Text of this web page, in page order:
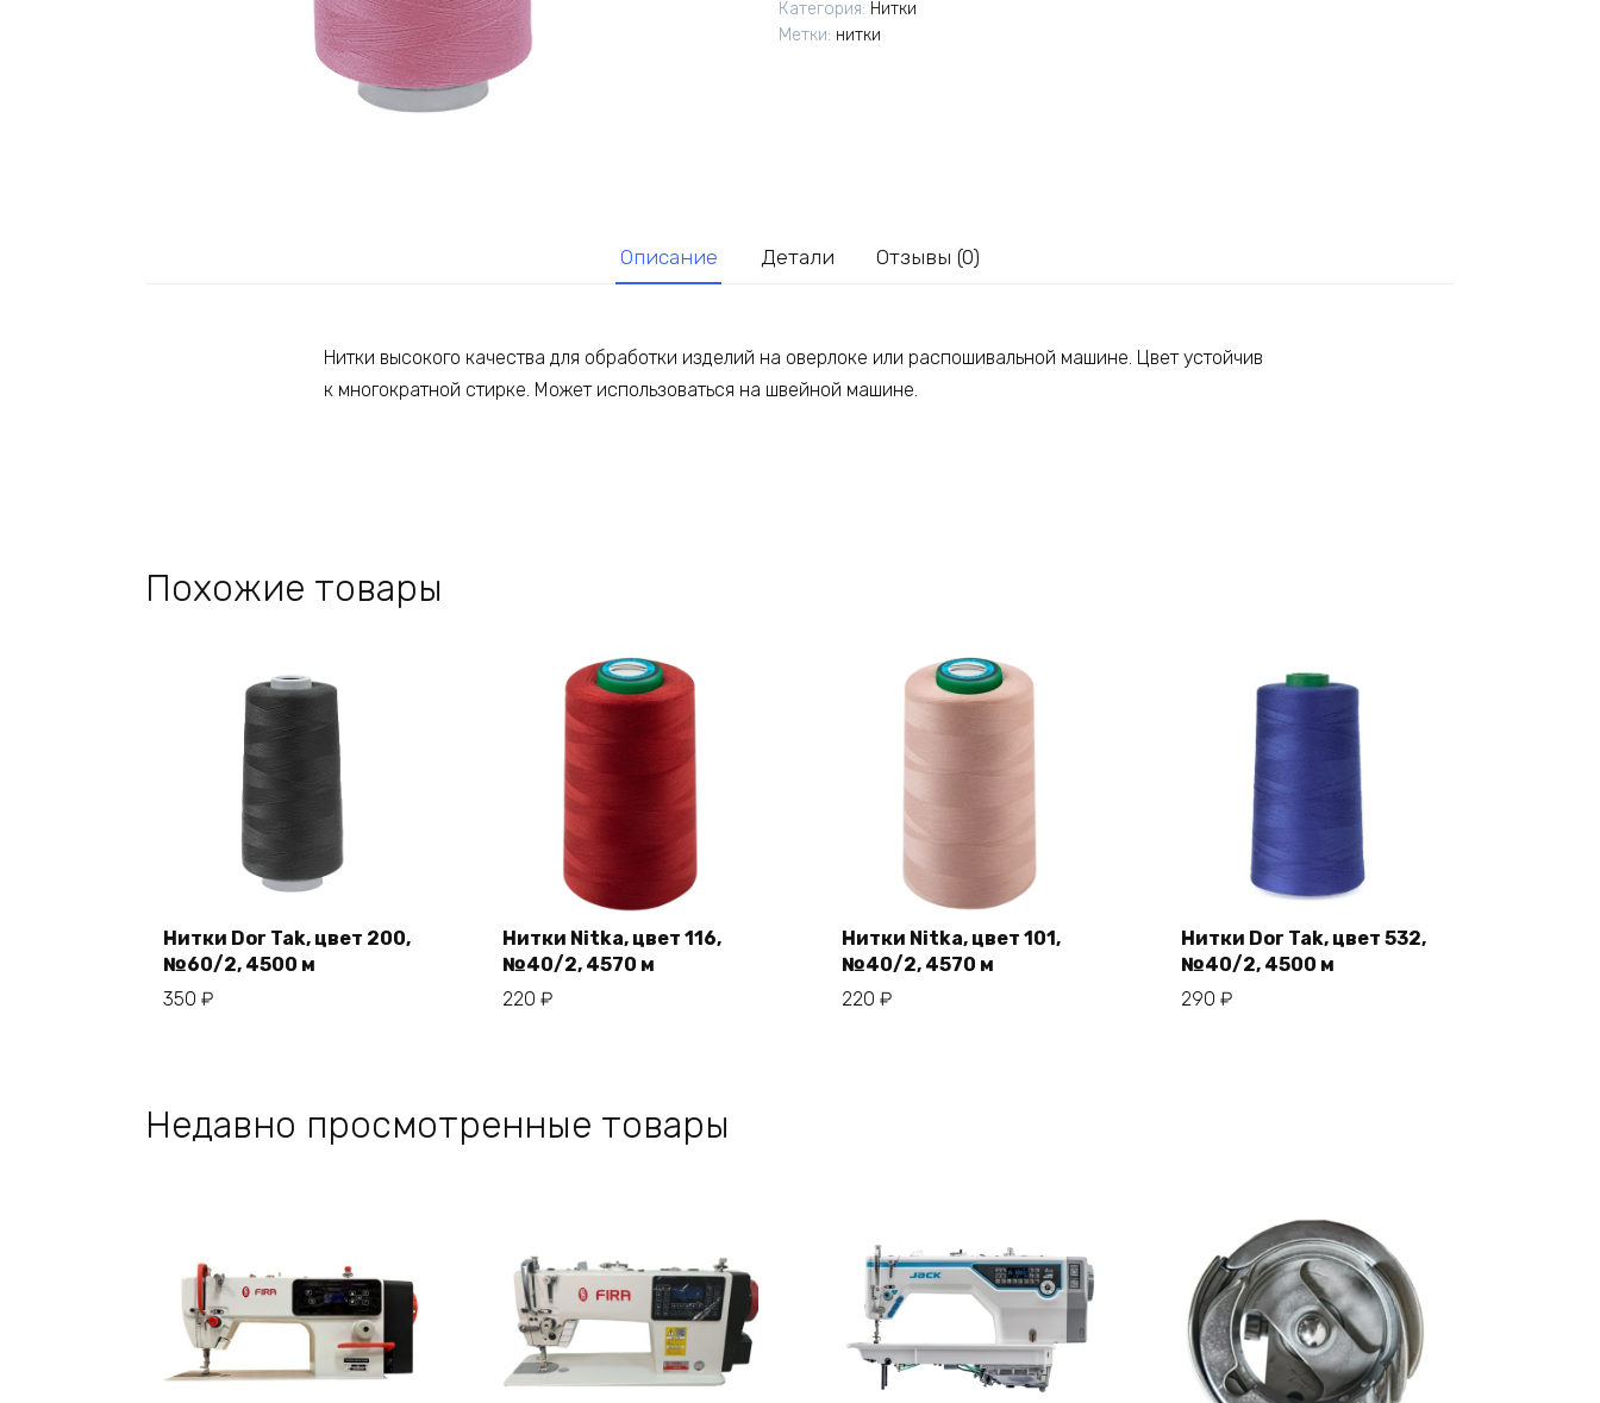
цвет
Категория: Нитки
Метки: нитки
Описание Детали Отзывы (0)
Нитки высокого качества для обработки изделий на оверлоке или распошивальной машине. Цвет устойчив
к многократной стирке. Может использоваться на швейной машине.
Похожие товары
Нитки Dor Tak, цвет 200,
№60/2, 4500 м
350 ₽
Нитки Nitka, цвет 116,
№40/2, 4570 м
220 ₽
Нитки Nitka, цвет 101,
№40/2, 4570 м
220 ₽
Нитки Dor Tak, цвет 532,
№40/2, 4500 м
290 ₽
Недавно просмотренные товары